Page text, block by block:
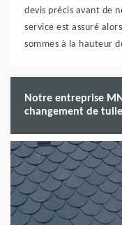
devis précis avant de
service est assuré
sommes à la hauteur
Notre entreprise
changement de